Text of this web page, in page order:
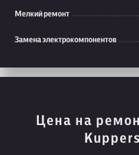
Мелкий ремонт
Замена электрокомпонентов
Цена на